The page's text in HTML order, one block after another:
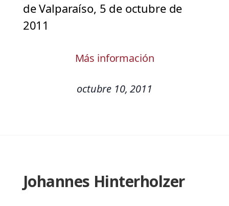
de Valparaíso, 5 de octubre de
2011
Más información
octubre 10, 2011
Johannes Hinterholzer